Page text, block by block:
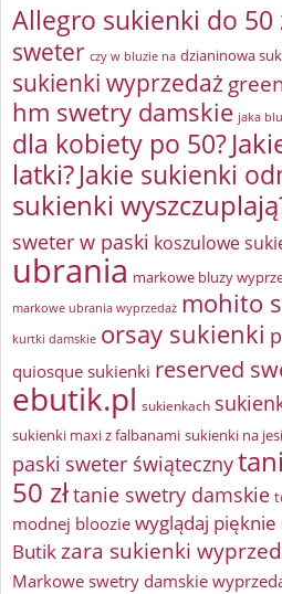
Allegro sukienki do 50
sweter czy w bluzie na dzianinowa
sukienki wyprzedaż
hm swetry damskie jaka
dla kobiety po 50?
latki?Jakie sukienki
sukienki
sweter w paski koszulowe
ubrania markowe bluzy
markowe ubrania wyprzedaż mohito
kurtki damskie orsay sukienki
quiosque sukienki reserved
ebutik.pl sukienkach
sukienki maxi z falbanami sukienki na
paski sweter świąteczny
50 złtanie swetry damskie
modnej bloozie wyglądaj
Butikzara sukienki
Markowe swetry damskie